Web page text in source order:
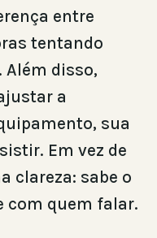
entre
tentando
Além disso,
a
sua
Em vez de
clareza: sabe o
com quem falar.